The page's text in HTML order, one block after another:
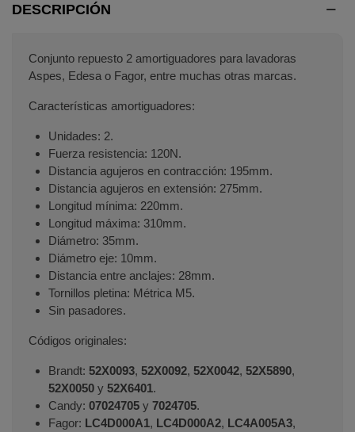
DESCRIPCIÓN
Conjunto repuesto 2 amortiguadores para lavadoras
Aspes, Edesa o Fagor, entre muchas otras marcas.
Características amortiguadores:
Unidades: 2.
Fuerza resistencia: 120N.
Distancia agujeros en contracción: 195mm.
Distancia agujeros en extensión: 275mm.
Longitud mínima: 220mm.
Longitud máxima: 310mm.
Diámetro: 35mm.
Diámetro eje: 10mm.
Distancia entre anclajes: 28mm.
Tornillos pletina: Métrica M5.
Sin pasadores.
Códigos originales:
Brandt: 52X0093, 52X0092, 52X0042, 52X5890,
52X0050 y 52X6401.
Candy: 07024705 y 7024705.
Fagor: LC4D000A1, LC4D000A2, LC4A005A3,